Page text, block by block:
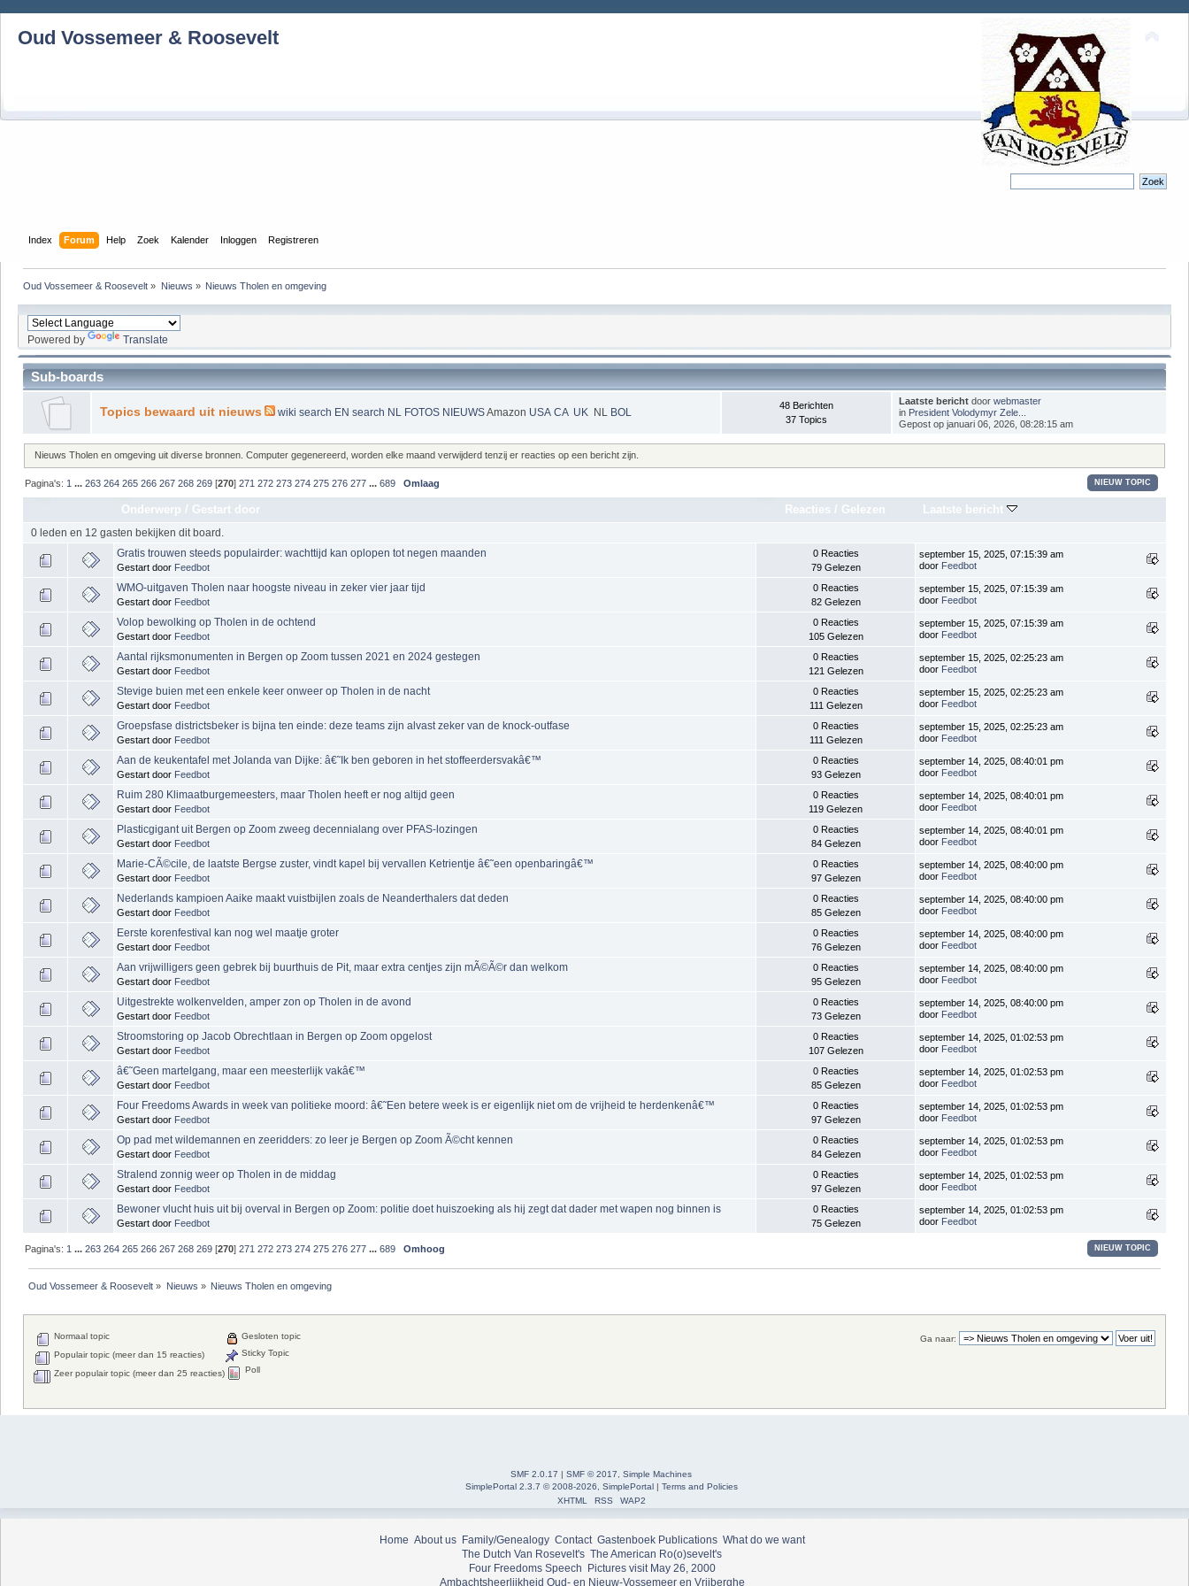
Oud Vossemeer & Roosevelt
Index Forum Help Zoek Kalender Inloggen Registreren
Oud Vossemeer & Roosevelt » Nieuws » Nieuws Tholen en omgeving
Powered by Translate
Sub-boards
Topics bewaard uit nieuws wiki search EN search NL FOTOS NIEUWSAmazon USA CA UK NL BOL
48 Berichten
37 Topics
Laatste bericht doorwebmaster
in President Volodymyr Zele...
Gepost op januari 06, 2026, 08:28:15 am
Nieuws Tholen en omgeving uit diverse bronnen. Computer gegenereerd, worden elke maand verwijderd tenzij er reacties op een bericht zijn.
Pagina's: 1 ...263 264 265 266 267 268 269 [270]271 272 273 274 275 276 277 ...689 Omlaag NIEUW TOPIC
Onderwerp / Gestart door Reacties / Gelezen Laatste bericht
0 leden en 12 gasten bekijken dit board.
Gratis trouwen steeds populairder: wachttijd kan oplopen tot negen maanden
Gestart door Feedbot
0 Reacties
79 Gelezen
september 15, 2025, 07:15:39 am
door Feedbot
WMO-uitgaven Tholen naar hoogste niveau in zeker vier jaar tijd
Gestart door Feedbot
0 Reacties
82 Gelezen
september 15, 2025, 07:15:39 am
door Feedbot
Volop bewolking op Tholen in de ochtend
Gestart door Feedbot
0 Reacties
105 Gelezen
september 15, 2025, 07:15:39 am
door Feedbot
Aantal rijksmonumenten in Bergen op Zoom tussen 2021 en 2024 gestegen
Gestart door Feedbot
0 Reacties
121 Gelezen
september 15, 2025, 02:25:23 am
door Feedbot
Stevige buien met een enkele keer onweer op Tholen in de nacht
Gestart door Feedbot
0 Reacties
111 Gelezen
september 15, 2025, 02:25:23 am
door Feedbot
Groepsfase districtsbeker is bijna ten einde: deze teams zijn alvast zeker van de knock-outfase
Gestart door Feedbot
0 Reacties
111 Gelezen
september 15, 2025, 02:25:23 am
door Feedbot
Aan de keukentafel met Jolanda van Dijke: â€˜Ik ben geboren in het stoffeerdersvakâ€™
Gestart door Feedbot
0 Reacties
93 Gelezen
september 14, 2025, 08:40:01 pm
door Feedbot
Ruim 280 Klimaatburgemeesters, maar Tholen heeft er nog altijd geen
Gestart door Feedbot
0 Reacties
119 Gelezen
september 14, 2025, 08:40:01 pm
door Feedbot
Plasticgigant uit Bergen op Zoom zweeg decennialang over PFAS-lozingen
Gestart door Feedbot
0 Reacties
84 Gelezen
september 14, 2025, 08:40:01 pm
door Feedbot
Marie-CÃ©cile, de laatste Bergse zuster, vindt kapel bij vervallen Ketrientje â€˜een openbaringâ€™
Gestart door Feedbot
0 Reacties
97 Gelezen
september 14, 2025, 08:40:00 pm
door Feedbot
Nederlands kampioen Aaike maakt vuistbijlen zoals de Neanderthalers dat deden
Gestart door Feedbot
0 Reacties
85 Gelezen
september 14, 2025, 08:40:00 pm
door Feedbot
Eerste korenfestival kan nog wel maatje groter
Gestart door Feedbot
0 Reacties
76 Gelezen
september 14, 2025, 08:40:00 pm
door Feedbot
Aan vrijwilligers geen gebrek bij buurthuis de Pit, maar extra centjes zijn mÃ©Ã©r dan welkom
Gestart door Feedbot
0 Reacties
95 Gelezen
september 14, 2025, 08:40:00 pm
door Feedbot
Uitgestrekte wolkenvelden, amper zon op Tholen in de avond
Gestart door Feedbot
0 Reacties
73 Gelezen
september 14, 2025, 08:40:00 pm
door Feedbot
Stroomstoring op Jacob Obrechtlaan in Bergen op Zoom opgelost
Gestart door Feedbot
0 Reacties
107 Gelezen
september 14, 2025, 01:02:53 pm
door Feedbot
â€˜Geen martelgang, maar een meesterlijk vakâ€™
Gestart door Feedbot
0 Reacties
85 Gelezen
september 14, 2025, 01:02:53 pm
door Feedbot
Four Freedoms Awards in week van politieke moord: â€˜Een betere week is er eigenlijk niet om de vrijheid te herdenkenâ€™
Gestart door Feedbot
0 Reacties
97 Gelezen
september 14, 2025, 01:02:53 pm
door Feedbot
Op pad met wildemannen en zeeridders: zo leer je Bergen op Zoom Ã©cht kennen
Gestart door Feedbot
0 Reacties
84 Gelezen
september 14, 2025, 01:02:53 pm
door Feedbot
Stralend zonnig weer op Tholen in de middag
Gestart door Feedbot
0 Reacties
97 Gelezen
september 14, 2025, 01:02:53 pm
door Feedbot
Bewoner vlucht huis uit bij overval in Bergen op Zoom: politie doet huiszoeking als hij zegt dat dader met wapen nog binnen is
Gestart door Feedbot
0 Reacties
75 Gelezen
september 14, 2025, 01:02:53 pm
door Feedbot
NIEUW TOPIC
Pagina's: 1 ...263 264 265 266 267 268 269 [270]271 272 273 274 275 276 277 ...689 Omhoog
Oud Vossemeer & Roosevelt » Nieuws » Nieuws Tholen en omgeving
Ga naar:
Normaal topic
Populair topic (meer dan 15 reacties)
Zeer populair topic (meer dan 25 reacties)
Gesloten topic
Sticky Topic
Poll
SMF 2.0.17 | SMF © 2017
Simple Machines
SimplePortal 2.3.7 © 2008-2026, SimplePortal| Terms and Policies
XHTML
RSS WAP2
Home About us Family/Genealogy Contact Gastenboek Publications What do we want
The Dutch Van Rosevelt's The American Ro(o)sevelt's
Four Freedoms Speech Pictures visit May 26, 2000
Ambachtsheerlijkheid Oud- en Nieuw-Vossemeer en Vrijberghe